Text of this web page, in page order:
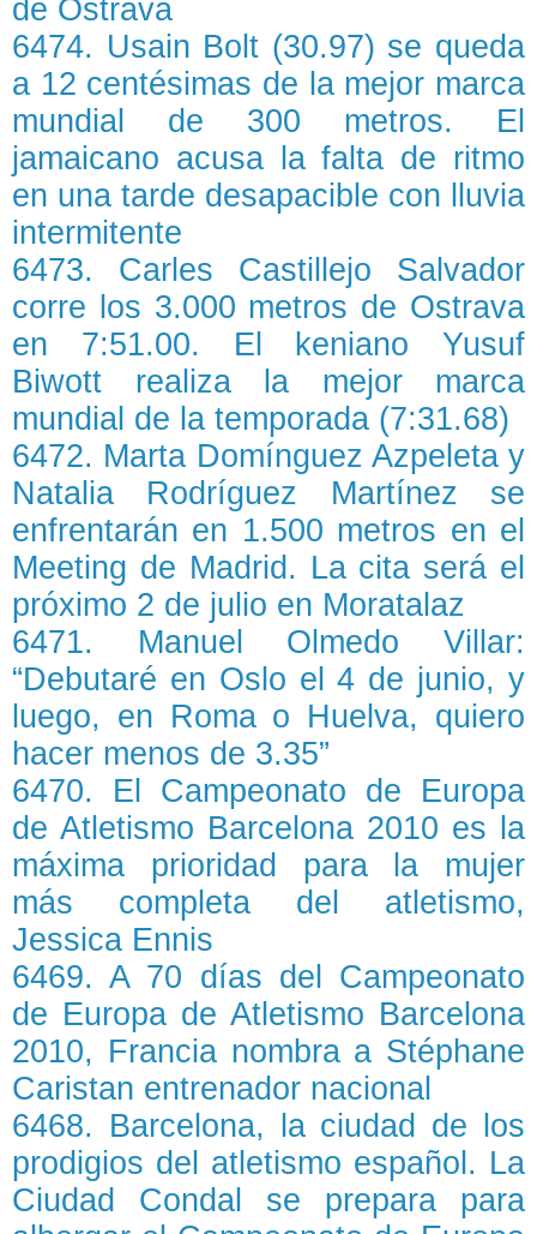
de Ostrava
6474. Usain Bolt (30.97) se queda
a 12 centésimas de la mejor marca
mundial de 300 metros. El
jamaicano acusa la falta de ritmo
en una tarde desapacible con lluvia
intermitente
6473. Carles Castillejo Salvador
corre los 3.000 metros de Ostrava
en 7:51.00. El keniano Yusuf
Biwott realiza la mejor marca
mundial de la temporada (7:31.68)
6472. Marta Domínguez Azpeleta y
Natalia Rodríguez Martínez se
enfrentarán en 1.500 metros en el
Meeting de Madrid. La cita será el
próximo 2 de julio en Moratalaz
6471. Manuel Olmedo Villar:
“Debutaré en Oslo el 4 de junio, y
luego, en Roma o Huelva, quiero
hacer menos de 3.35”
6470. El Campeonato de Europa
de Atletismo Barcelona 2010 es la
máxima prioridad para la mujer
más completa del atletismo,
Jessica Ennis
6469. A 70 días del Campeonato
de Europa de Atletismo Barcelona
2010, Francia nombra a Stéphane
Caristan entrenador nacional
6468. Barcelona, la ciudad de los
prodigios del atletismo español. La
Ciudad Condal se prepara para